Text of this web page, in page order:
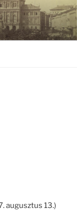
augusztus 13.)